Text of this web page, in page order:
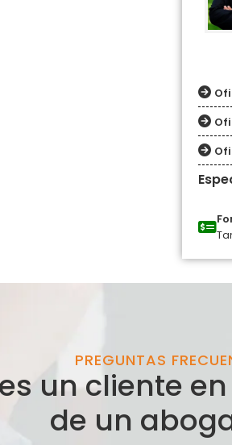
PREGUNTAS
un cliente
de un